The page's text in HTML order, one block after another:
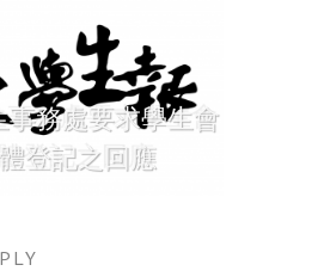
事務處要求學生會
登記之回應